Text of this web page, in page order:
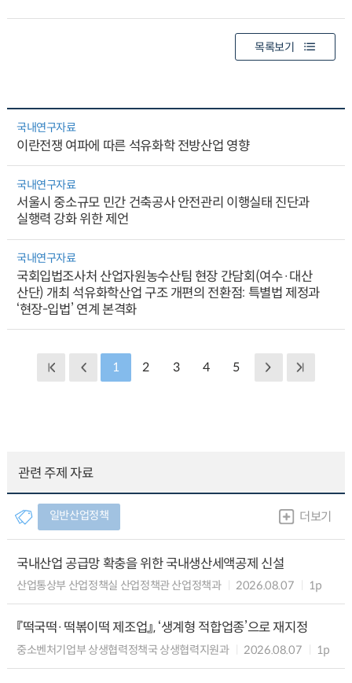
목록보기
국내연구자료
이란전쟁 여파에 따른 석유화학 전방산업 영향
국내연구자료
서울시 중소규모 민간 건축공사 안전관리 이행실태 진단과
실행력 강화 위한 제언
국내연구자료
국회입법조사처 산업자원농수산팀 현장 간담회(여수·대산
산단) 개최 석유화학산업 구조 개편의 전환점: 특별법 제정과
‘현장-입법’ 연계 본격화
1 2 3 4 5
관련 주제 자료
일반산업정책 더보기
국내산업 공급망 확충을 위한 국내생산세액공제 신설
산업통상부 산업정책실 산업정책관 산업정책과 2026.08.07 1p
『떡국떡·떡볶이떡 제조업』, ‘생계형 적합업종’으로 재지정
중소벤처기업부 상생협력정책국 상생협력지원과 2026.08.07 1p